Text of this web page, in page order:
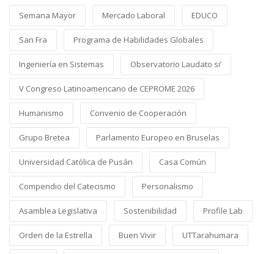
Semana Mayor Mercado Laboral EDUCO
San Fra Programa de Habilidades Globales
Ingeniería en Sistemas Observatorio Laudato si’
V Congreso Latinoamericano de CEPROME 2026
Humanismo Convenio de Cooperación
Grupo Bretea Parlamento Europeo en Bruselas
Universidad Católica de Pusán Casa Común
Compendio del Catecismo Personalismo
Asamblea Legislativa Sostenibilidad Profile Lab
Orden de la Estrella Buen Vivir UTTarahumara